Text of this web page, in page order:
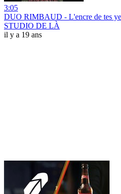
3:05
DUO RIMBAUD - L'encre de tes
STUDIO DE LÀ
il y a 19 ans